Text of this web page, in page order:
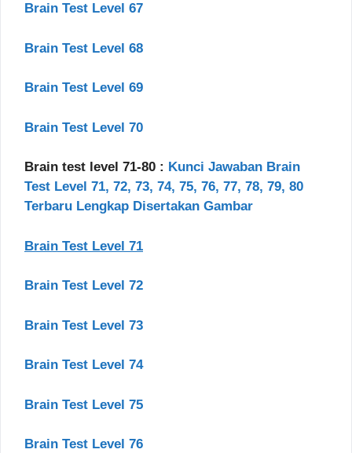
Brain Test Level 67
Brain Test Level 68
Brain Test Level 69
Brain Test Level 70
Brain test level 71-80 : Kunci Jawaban Brain
Test Level 71, 72, 73, 74, 75, 76, 77, 78, 79, 80
Terbaru Lengkap Disertakan Gambar
Brain Test Level 71
Brain Test Level 72
Brain Test Level 73
Brain Test Level 74
Brain Test Level 75
Brain Test Level 76